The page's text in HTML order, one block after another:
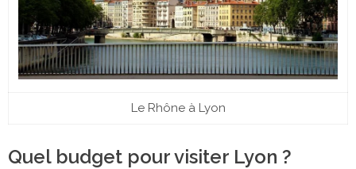
Le Rhône à Lyon
Quel budget pour visiter Lyon ?